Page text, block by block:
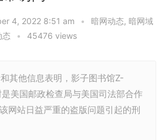
4, 2022 8:51 am • 暗网动态, 暗网域
态 • 45476 views
其他信息表明，影子图书馆Z-
美国邮政检查局与美国司法部合作
网站日益严重的盗版问题引起的刑